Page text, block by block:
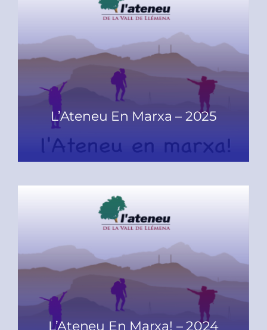
L’Ateneu En Marxa – 2025
READ MORE
L’Ateneu En Marxa! – 2024